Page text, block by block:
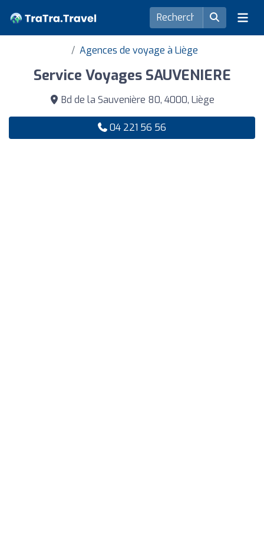
Agences de voyage à Liège
Service Voyages SAUVENIERE
Bd de la Sauvenière 80, 4000, Liège
04 221 56 56